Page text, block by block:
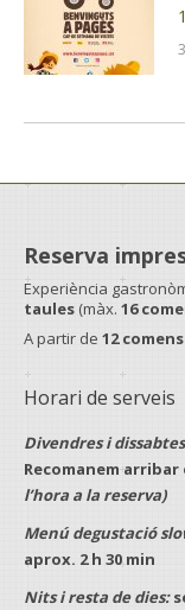
Reserva
Experiència
taules (màx. 16
A partir de 12
Horari de serveis
Divendres i
Recomanem
l’hora a la reserva)
Menú degustació
aprox. 2 h 30 min
Nits i resta de dies: